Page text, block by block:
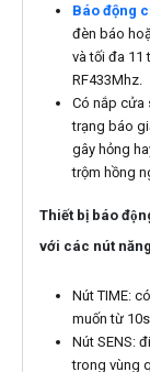
Báo động
đèn báo
và tối đa 11
RF433Mhz.
Có nắp cửa
trạng báo
gây hỏng
trộm hồng
Thiết bị báo
với các nút
Nút TIME:
muốn từ
Nút SENS:
trong vùng